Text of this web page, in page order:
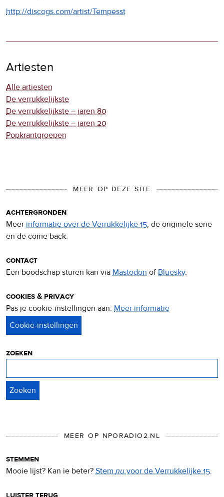
http://discogs.com/artist/Tempesst
Artiesten
Alle artiesten
De verrukkelijkste
De verrukkelijkste – jaren 80
De verrukkelijkste – jaren 20
Popkrantgroepen
MEER OP DEZE SITE
achtergronden
Meer informatie over de Verrukkelijke 15, de originele serie
en de come back.
contact
Een boodschap sturen kan via Mastodon ofBluesky.
cookies & privacy
Pas je cookie-instellingen aan. Meer informatie
zoeken
MEER OP NPORADIO2.NL
stemmen
Mooie lijst? Kan ie beter? Stemnuvoor de Verrukkelijke 15.